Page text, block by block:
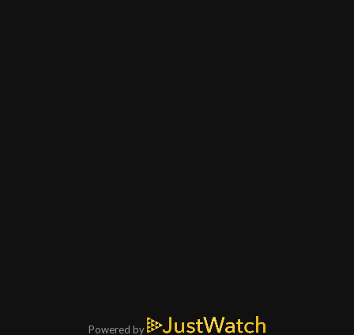
Powered by